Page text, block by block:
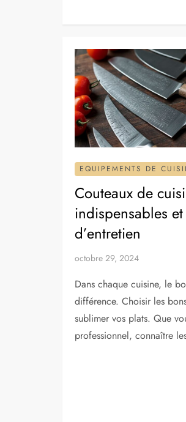
EQUIPEMENTS DE
Couteaux de
indispensables
d’entretien
octobre 29, 2024
Dans chaque cuisine, le
différence. Choisir les
sublimer vos plats. Que
professionnel, connaître